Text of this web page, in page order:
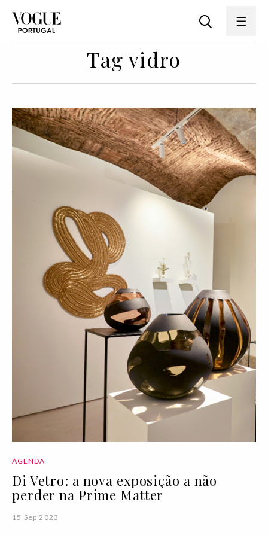
Tag vidro
AGENDA
Di Vetro: a nova exposição a não
perder na Prime Matter
15 Sep 2023